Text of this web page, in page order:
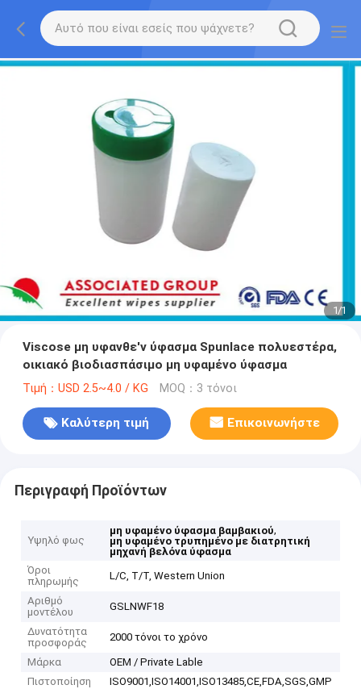
1/1
Viscose μη υφανθε'ν ύφασμα Spunlace πολυεστέρα,
οικιακό βιοδιασπάσιμο μη υφαμένο ύφασμα
Τιμή：USD 2.5~4.0 / KG MOQ：3 τόνοι
Καλύτερη τιμή Επικοινωνήστε
Περιγραφή Προϊόντων
Υψηλό φως
μη υφαμένο ύφασμα βαμβακιού,
μη υφαμένο τρυπημένο με διατρητική
μηχανή βελόνα ύφασμα
Όροι
πληρωμής
L/C, T/T, Western Union
Αριθμό
μοντέλου
GSLNWF18
Δυνατότητα
προσφοράς
2000 τόνοι το χρόνο
Μάρκα
OEM / Private Lable
Πιστοποίηση
ISO9001,ISO14001,ISO13485,CE,FDA,SGS,GMP